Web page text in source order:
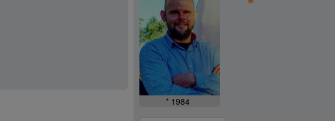
* 1984